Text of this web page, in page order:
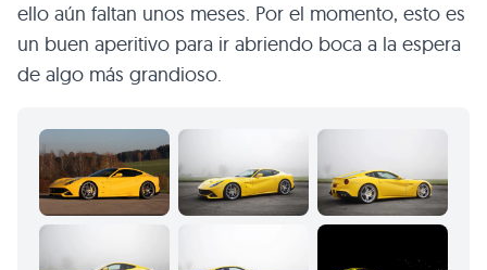
ello aún faltan unos meses. Por el momento, esto es
un buen aperitivo para ir abriendo boca a la espera
de algo más grandioso.